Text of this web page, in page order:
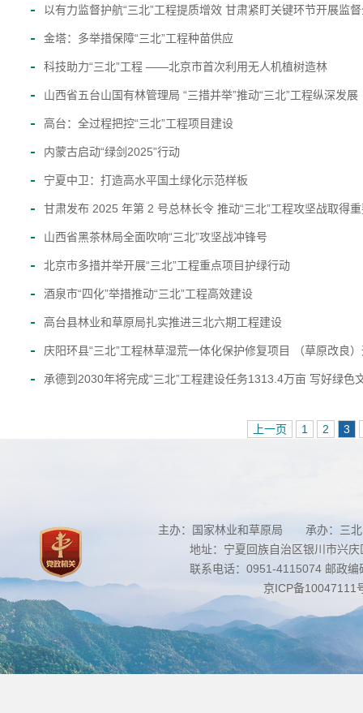
以有力监督护航“三北”工程提质增效 甘肃紧盯关键环节开展监
金塔：多举措保障“三北”工程种苗供应
科技助力“三北”工程 ——北京市首次利用无人机植树造林
山西省五台山国有林管理局 “三措并举”推动“三北”工程纵深发展
高台：全过程把控“三北”工程项目建设
内蒙古启动“绿剑2025”行动
宁夏中卫：打造高水平国土绿化示范样板
甘肃发布 2025 年第 2 号总林长令 推动“三北”工程攻坚战取得
山西省黑茶林局全面吹响“三北”攻坚战冲锋号
北京市多措并举开展“三北”工程重点项目护绿行动
酒泉市“四化”举措推动“三北”工程高效建设
高台县林业和草原局扎实推进三北六期工程建设
庆阳环县“三北”工程林草湿荒一体化保护修复项目 （草原改良
承德到2030年将完成“三北”工程建设任务1313.4万亩 写好绿色
上一页 1 2 3
主办：国家林业和草原局 承办：三北
地址：宁夏回族自治区银川市兴
联系电话：0951-4115074 邮政
京ICP备10047111